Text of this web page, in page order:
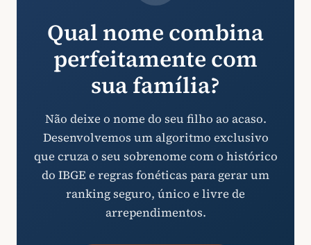
Qual nome combina
perfeitamente com
sua família?
Não deixe o nome do seu filho ao acaso.
Desenvolvemos um algoritmo exclusivo
que cruza o seu sobrenome com o histórico
do IBGE e regras fonéticas para gerar um
ranking seguro, único e livre de
arrependimentos.